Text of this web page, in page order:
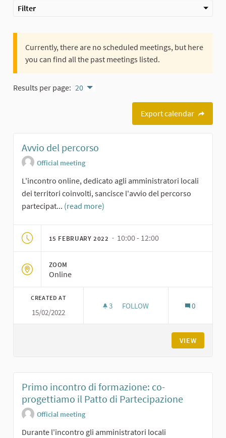
Filter
Currently, there are no scheduled meetings, but here
you can find all the past meetings listed.
Results per page: 20
Export calendar
Avvio del percorso
Official meeting
L'incontro online, dedicato agli amministratori locali
dei territori coinvolti, sancisce l'avvio del percorso
partecipat... (read more)
15 FEBRUARY 2022 · 10:00 - 12:00
ZOOM
Online
CREATED AT
15/02/2022
3 3 FOLLOWERS
FOLLOW 0
VIEW
Primo incontro di formazione: co-
progettiamo il Patto di Partecipazione
Official meeting
Durante l'incontro gli amministratori locali